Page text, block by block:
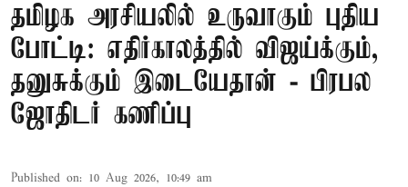
தமிழக அரசியலில் உருவாகும் புதிய
போட்டி: எதிர்காலத்தில் விஜய்க்கும்,
தனுசுக்கும் இடையேதான் - பிரபல
ஜோதிடர் கணிப்பு
Published on: 10 Aug 2026, 10:49 am